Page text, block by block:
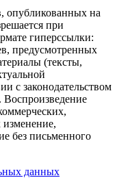
опубликованных на
при
гиперссылки:
предусмотренных
(тексты,
с законодательством
Воспроизведение
без письменного
данных